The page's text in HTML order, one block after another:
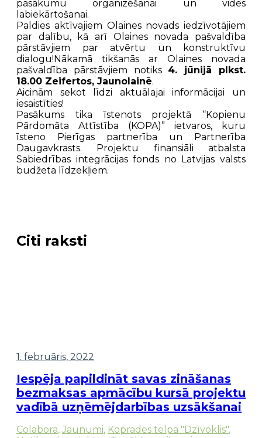
pasākumu organizēšanai un vides
labiekārtošanai.
Paldies aktīvajiem Olaines novads iedzīvotājiem
par dalību, kā arī Olaines novada pašvaldība
pārstāvjiem par atvērtu un konstruktīvu
dialogu!Nākamā tikšanās ar Olaines novada
pašvaldība pārstāvjiem notiks 4. jūnijā plkst.
18.00 Zeifertos, Jaunolainē.
Aicinām sekot līdzi aktuālajai informācijai un
iesaistīties!
Pasākums tika īstenots projektā “Kopienu
Pārdomāta Attīstība (KOPA)” ietvaros, kuru
īsteno Pierīgas partnerība un Partnerība
Daugavkrasts. Projektu finansiāli atbalsta
Sabiedrības integrācijas fonds no Latvijas valsts
budžeta līdzekļiem.
Citi raksti
1. februāris, 2022
Iespēja papildināt savas zināšanas
bezmaksas apmācību kursā projektu
vadībā uzņēmējdarbības uzsākšanai
Colabora, Jaunumi, Koprades telpa "Dzīvoklis",